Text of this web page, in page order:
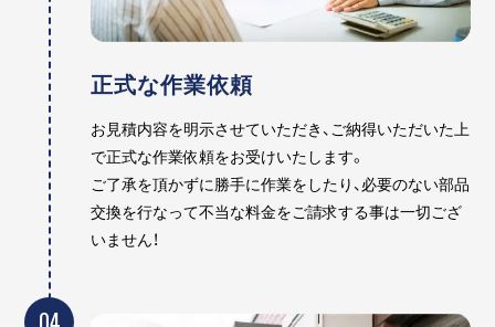
正式な作業依頼
お見積内容を明示させていただき、ご納得いただいた上
で正式な作業依頼をお受けいたします。
ご了承を頂かずに勝手に作業をしたり、必要のない部品
交換を行なって不当な料金をご請求する事は一切ござ
いません！